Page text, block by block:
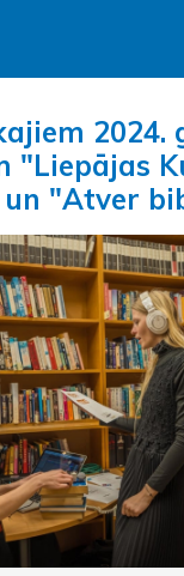
2024.
"Liepājas
un "Atver